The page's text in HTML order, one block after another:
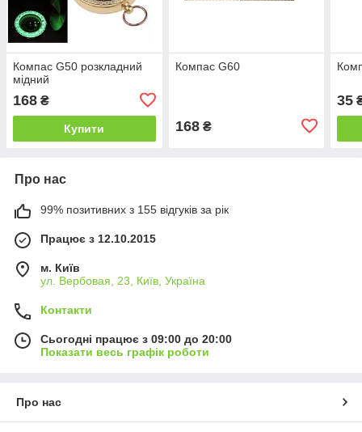
Компас G50 розкладний
мідний
168 ₴
Купити
Компас G60
168₴
35
Про нас
99% позитивних з 155 відгуків за рік
Працює з 12.10.2015
м. Київ
ул. Вербовая, 23, Київ, Україна
Контакти
Сьогодні працює з 09:00 до 20:00
Показати весь графік роботи
Про нас